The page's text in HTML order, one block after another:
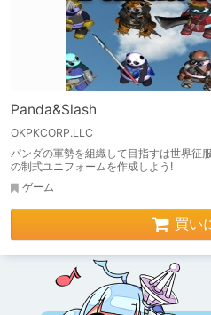
Panda&Slash
OKPKCORP.LLC
パンダの軍勢を組織して目指すは世界
の制式ユニフォームを作成しよう!
ゲーム
買い